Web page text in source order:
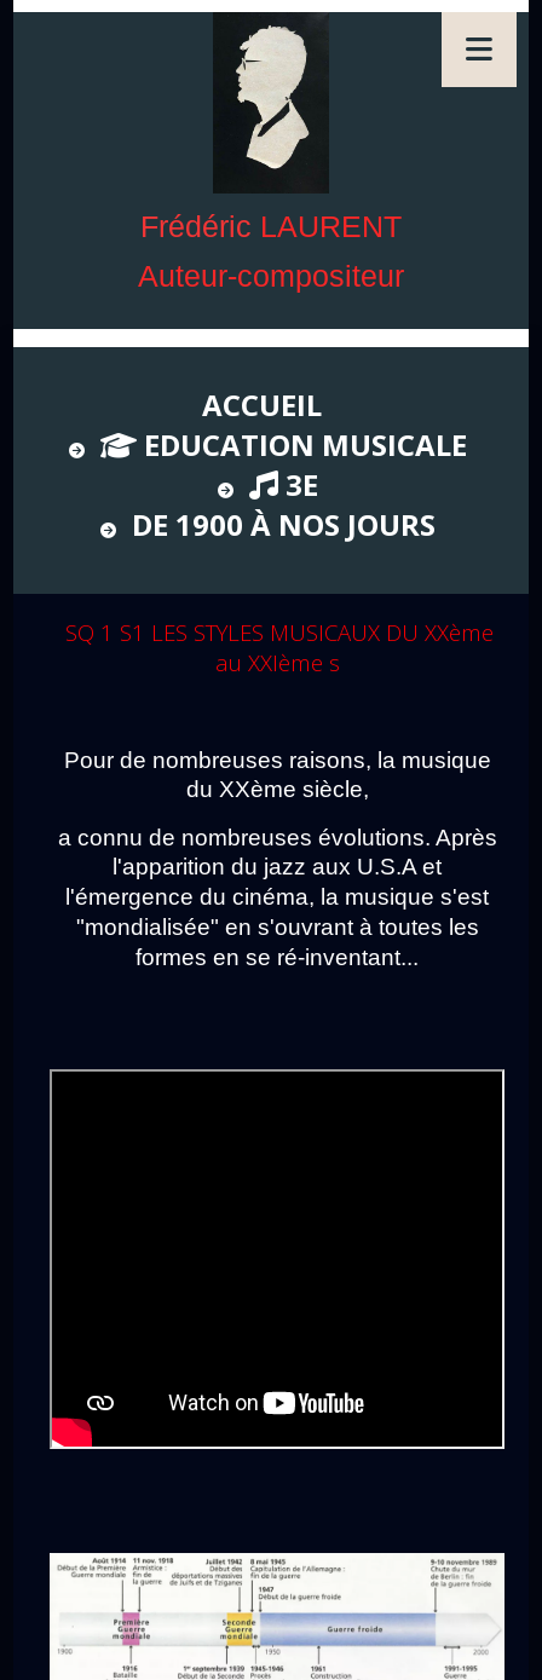
Frédéric LAURENT
Auteur-compositeur
ACCUEIL
EDUCATION MUSICALE
3E
DE 1900 À NOS JOURS
SQ 1 S1 LES STYLES MUSICAUX DU XXème
au XXIème s
Pour de nombreuses raisons, la musique
du XXème siècle,
a connu de nombreuses évolutions. Après
l'apparition du jazz aux U.S.A et
l'émergence du cinéma, la musique s'est
"mondialisée" en s'ouvrant à toutes les
formes en se ré-inventant...